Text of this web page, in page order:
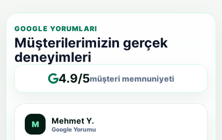
GOOGLE YORUMLARI
Müşterilerimizin gerçek
deneyimleri
4.9/5müşteri memnuniyeti
M Mehmet Y.
Google Yorumu